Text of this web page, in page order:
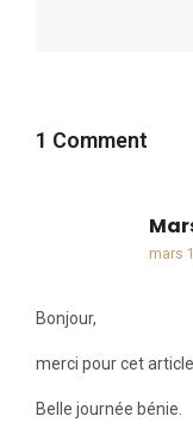
1 Comment
mars
Bonjour,
merci pour cet
Belle journée bénie.